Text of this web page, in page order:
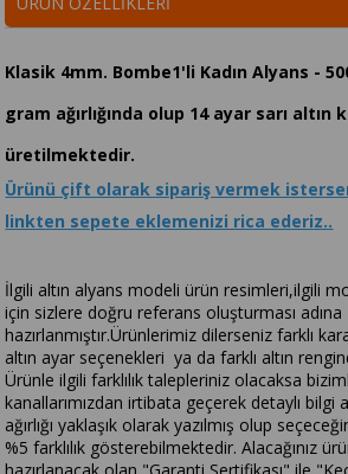
Klasik 4mm. Bombe1'li Kadın Alyans -
gram ağırlığında olup 14 ayar sarı altın
üretilmektedir.
Ürünü çift olarak sipariş vermek
linkten sepete eklemenizi rica ederiz..
İlgili altın alyans modeli ürün resimleri,ilgili
için sizlere doğru referans oluşturması
hazırlanmıştır.Ürünlerimiz dilerseniz farklı
altın ayar seçenekleri ya da farklı altın
Ürünle ilgili farklılık talepleriniz olacaksa
kanallarımızdan irtibata geçerek detaylı bilgi
ağırlığı yaklaşık olarak yazılmış olup
%5 farklılık gösterebilmektedir. Alacağınız